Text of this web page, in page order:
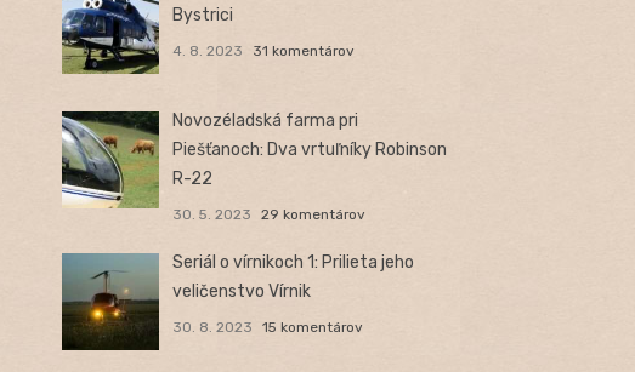
Bystrici
4. 8. 2023 31 komentárov
Novozéladská farma pri
Piešťanoch: Dva vrtuľníky Robinson
R-22
30. 5. 2023 29 komentárov
Seriál o vírnikoch 1: Prilieta jeho
veličenstvo Vírnik
30. 8. 2023 15 komentárov